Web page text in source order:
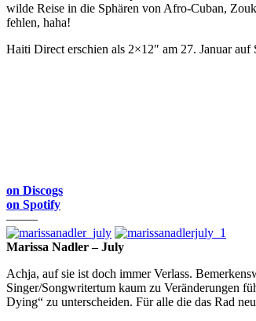
wilde Reise in die Sphären von Afro-Cuban,
fehlen, haha!
Haiti Direct erschien als 2×12″ am 27. Januar auf
on Discogs
on Spotify
——–
Marissa Nadler – July
Achja, auf sie ist doch immer Verlass.
Singer/Songwritertum kaum zu Veränderungen
Dying“ zu unterscheiden. Für alle die das Rad